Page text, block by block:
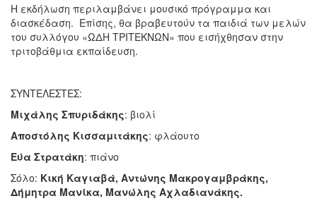
Η εκδήλωση περιλαμβάνει μουσικό πρόγραμμα και
διασκέδαση. Επίσης, θα βραβευτούν τα παιδιά των μελών
του συλλόγου «ΩΔΗ ΤΡΙΤΕΚΝΩΝ» που εισήχθησαν στην
τριτοβάθμια εκπαίδευση.
ΣΥΝΤΕΛΕΣΤΕΣ:
Μιχάλης Σπυριδάκης: βιολί
Αποστόλης Κισσαμιτάκης: φλάουτο
Εύα Στρατάκη: πιάνο
Σόλο: Κική Καγιαβά, Αντώνης Μακρογαμβράκης,
Δήμητρα Μανίκα, Μανώλης Αχλαδιανάκης.